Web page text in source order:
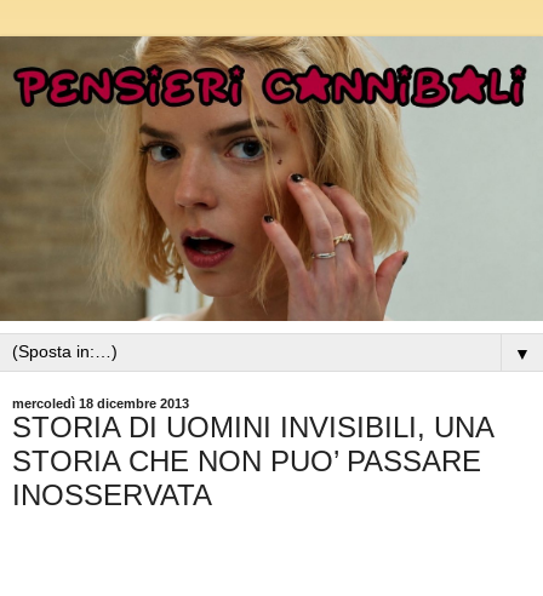
▼
mercoledì 18 dicembre 2013
STORIA DI UOMINI INVISIBILI, UNA
STORIA CHE NON PUO’ PASSARE
INOSSERVATA